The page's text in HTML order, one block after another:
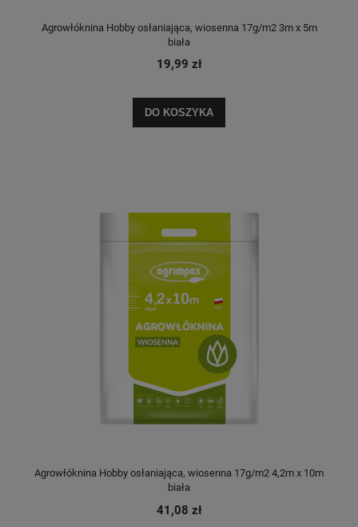
Agrowłóknina Hobby osłaniająca, wiosenna 17g/m2 3m x 5m
biała
19,99 zł
DO KOSZYKA
Agrowłóknina Hobby osłaniająca, wiosenna 17g/m2 4,2m x 10m
biała
41,08 zł